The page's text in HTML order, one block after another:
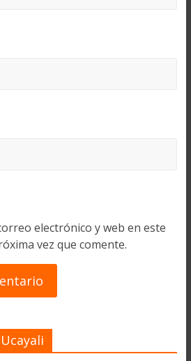
electrónico y web en este
vez que comente.